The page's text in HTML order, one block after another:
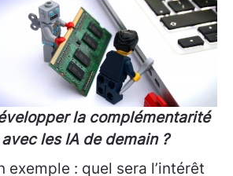
la complémentarité
les IA de demain ?
exemple : quel sera l’intérêt